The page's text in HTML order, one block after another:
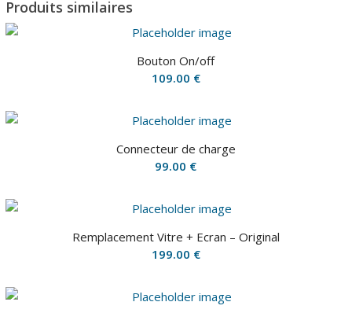
Produits similaires
Bouton On/off
109.00 €
Connecteur de charge
99.00 €
Remplacement Vitre + Ecran – Original
199.00 €